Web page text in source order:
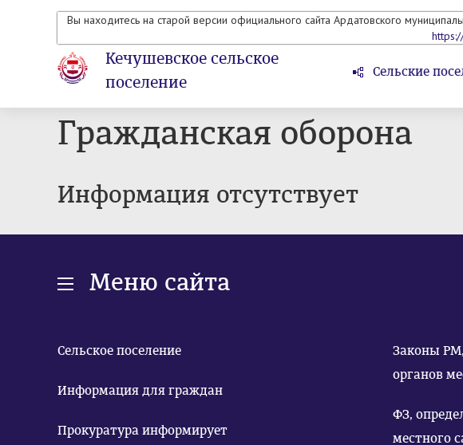
Вы находитесь на старой версии официального сайта Ардатовского
Кечушевское сельское
поселение
Сельские
Гражданская оборона
Информация отсутствует
Меню сайта
Сельское поселение
Информация для граждан
Прокуратура информирует
Законы
органов
ФЗ,
местного